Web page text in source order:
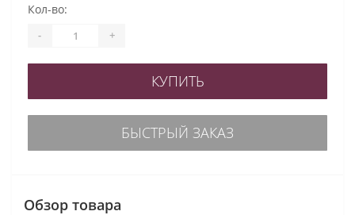
Кол-во:
- +
КУПИТЬ
БЫСТРЫЙ ЗАКАЗ
Обзор товара